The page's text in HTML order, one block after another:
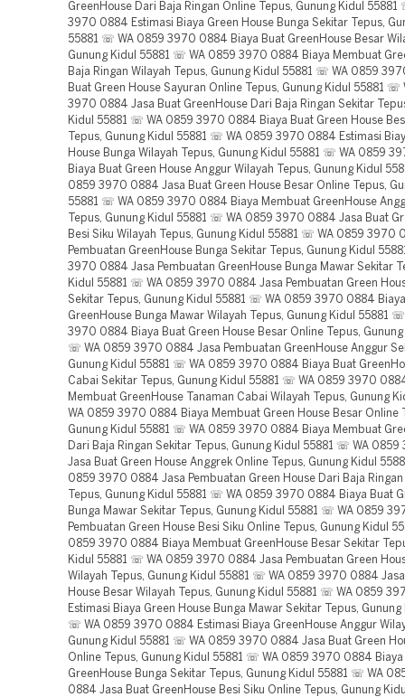
GreenHouse Dari Baja Ringan Online Tepus, Gunung Kidul
3970 0884 Estimasi Biaya Green House Bunga Sekitar Tepus,
55881 ☏ WA 0859 3970 0884 Biaya Buat GreenHouse Besar
Gunung Kidul 55881 ☏ WA 0859 3970 0884 Biaya Membuat
Baja Ringan Wilayah Tepus, Gunung Kidul 55881 ☏ WA 0859
Buat Green House Sayuran Online Tepus, Gunung Kidul 55881 ☏
3970 0884 Jasa Buat GreenHouse Dari Baja Ringan Sekitar
Kidul 55881 ☏ WA 0859 3970 0884 Biaya Buat Green House
Tepus, Gunung Kidul 55881 ☏ WA 0859 3970 0884 Estimasi
House Bunga Wilayah Tepus, Gunung Kidul 55881 ☏ WA 0859
Biaya Buat Green House Anggur Wilayah Tepus, Gunung Kidul
0859 3970 0884 Jasa Buat Green House Besar Online Tepus,
55881 ☏ WA 0859 3970 0884 Biaya Membuat GreenHouse
Tepus, Gunung Kidul 55881 ☏ WA 0859 3970 0884 Jasa Buat
Besi Siku Wilayah Tepus, Gunung Kidul 55881 ☏ WA 0859 3970
Pembuatan GreenHouse Bunga Sekitar Tepus, Gunung Kidul
3970 0884 Jasa Pembuatan GreenHouse Bunga Mawar Sekitar
Kidul 55881 ☏ WA 0859 3970 0884 Jasa Pembuatan Green
Sekitar Tepus, Gunung Kidul 55881 ☏ WA 0859 3970 0884
GreenHouse Bunga Mawar Wilayah Tepus, Gunung Kidul 55881
3970 0884 Biaya Buat Green House Besar Online Tepus, Gunung
☏ WA 0859 3970 0884 Jasa Pembuatan GreenHouse Anggur
Gunung Kidul 55881 ☏ WA 0859 3970 0884 Biaya Buat
Cabai Sekitar Tepus, Gunung Kidul 55881 ☏ WA 0859 3970
Membuat GreenHouse Tanaman Cabai Wilayah Tepus, Gunung
WA 0859 3970 0884 Biaya Membuat Green House Besar Online
Gunung Kidul 55881 ☏ WA 0859 3970 0884 Biaya Membuat
Dari Baja Ringan Sekitar Tepus, Gunung Kidul 55881 ☏ WA
Jasa Buat Green House Anggrek Online Tepus, Gunung Kidul
0859 3970 0884 Jasa Pembuatan Green House Dari Baja Ringan
Tepus, Gunung Kidul 55881 ☏ WA 0859 3970 0884 Biaya Buat
Bunga Mawar Sekitar Tepus, Gunung Kidul 55881 ☏ WA 0859
Pembuatan Green House Besi Siku Online Tepus, Gunung Kidul
0859 3970 0884 Biaya Membuat GreenHouse Besar Sekitar
Kidul 55881 ☏ WA 0859 3970 0884 Jasa Pembuatan Green
Wilayah Tepus, Gunung Kidul 55881 ☏ WA 0859 3970 0884
House Besar Wilayah Tepus, Gunung Kidul 55881 ☏ WA 0859
Estimasi Biaya Green House Bunga Mawar Sekitar Tepus, Gunung
☏ WA 0859 3970 0884 Estimasi Biaya GreenHouse Anggur
Gunung Kidul 55881 ☏ WA 0859 3970 0884 Jasa Buat Green
Online Tepus, Gunung Kidul 55881 ☏ WA 0859 3970 0884
GreenHouse Bunga Sekitar Tepus, Gunung Kidul 55881 ☏ WA
0884 Jasa Buat GreenHouse Besi Siku Online Tepus, Gunung